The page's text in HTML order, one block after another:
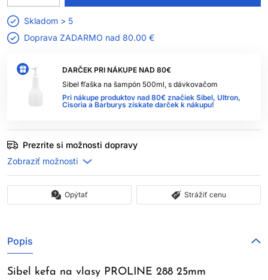
DARČEK PRI NÁKUPE NAD 80€
Sibel fľaška na šampón 500ml, s dávkovačom
Pri nákupe produktov nad 80€ značiek Sibel, Ultron,
Cisoria a Barburys získate darček k nákupu!
Skladom > 5
Doprava ZADARMO nad 80.00 €
Prezrite si možnosti dopravy
Opýtať Strážiť cenu
Popis
Sibel kefa na vlasy PROLINE 288 25mm